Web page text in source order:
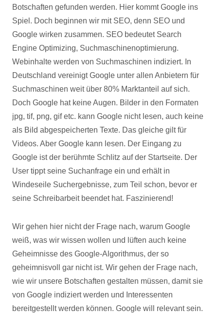
Botschaften gefunden werden. Hier kommt Google ins
Spiel. Doch beginnen wir mit SEO, denn SEO und
Google wirken zusammen. SEO bedeutet Search
Engine Optimizing, Suchmaschinenoptimierung.
Webinhalte werden von Suchmaschinen indiziert. In
Deutschland vereinigt Google unter allen Anbietern für
Suchmaschinen weit über 80% Marktanteil auf sich.
Doch Google hat keine Augen. Bilder in den Formaten
jpg, tif, png, gif etc. kann Google nicht lesen, auch keine
als Bild abgespeicherten Texte. Das gleiche gilt für
Videos. Aber Google kann lesen. Der Eingang zu
Google ist der berühmte Schlitz auf der Startseite. Der
User tippt seine Suchanfrage ein und erhält in
Windeseile Suchergebnisse, zum Teil schon, bevor er
seine Schreibarbeit beendet hat. Faszinierend!
Wir gehen hier nicht der Frage nach, warum Google
weiß, was wir wissen wollen und lüften auch keine
Geheimnisse des Google-Algorithmus, der so
geheimnisvoll gar nicht ist. Wir gehen der Frage nach,
wie wir unsere Botschaften gestalten müssen, damit sie
von Google indiziert werden und Interessenten
bereitgestellt werden können. Google will relevant sein.